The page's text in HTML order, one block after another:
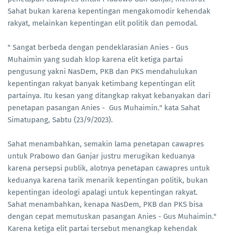
Sahat bukan karena kepentingan mengakomodir kehendak
rakyat, melainkan kepentingan elit politik dan pemodal.
" Sangat berbeda dengan pendeklarasian Anies - Gus
Muhaimin yang sudah klop karena elit ketiga partai
pengusung yakni NasDem, PKB dan PKS mendahulukan
kepentingan rakyat banyak ketimbang kepentingan elit
partainya. Itu kesan yang ditangkap rakyat kebanyakan dari
penetapan pasangan Anies - Gus Muhaimin." kata Sahat
Simatupang, Sabtu (23/9/2023).
Sahat menambahkan, semakin lama penetapan cawapres
untuk Prabowo dan Ganjar justru merugikan keduanya
karena persepsi publik, alotnya penetapan cawapres untuk
keduanya karena tarik menarik kepentingan politik, bukan
kepentingan ideologi apalagi untuk kepentingan rakyat.
Sahat menambahkan, kenapa NasDem, PKB dan PKS bisa
dengan cepat memutuskan pasangan Anies - Gus Muhaimin."
Karena ketiga elit partai tersebut menangkap kehendak